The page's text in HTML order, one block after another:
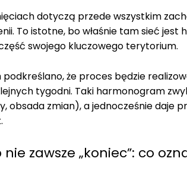
dotyczą przede wszystkim
To istotne, bo właśnie tam sieć jest
swojego kluczowego terytorium.
że proces będzie
tygodni. Taki harmonogram
obsada zmian), a jednocześnie daje
nie zawsze „koniec”: co